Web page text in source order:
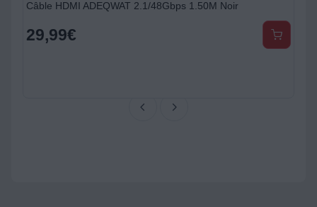
Câble HDMI ADEQWAT 2.1/48Gbps 1.50M Noir
29,99€